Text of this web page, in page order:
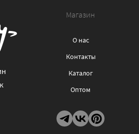
Магазин
О нас
Контакты
Каталог
Оптом